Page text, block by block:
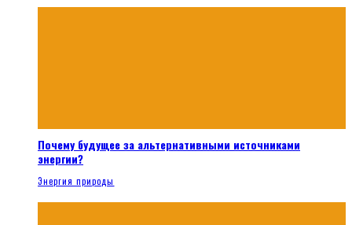
Почему будущее за альтернативными источниками
энергии?
Энергия природы